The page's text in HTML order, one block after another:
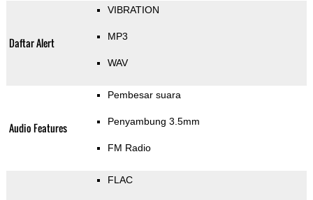
Daftar Alert
VIBRATION
MP3
WAV
Audio Features
Pembesar suara
Penyambung 3.5mm
FM Radio
FLAC